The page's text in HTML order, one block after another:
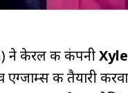
) ने केरल की कंपनी
एग्जाम्स की तैयारी